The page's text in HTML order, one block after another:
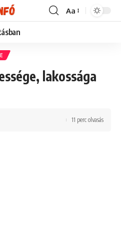
Font
Aa
lakossága
11 perc olvasás